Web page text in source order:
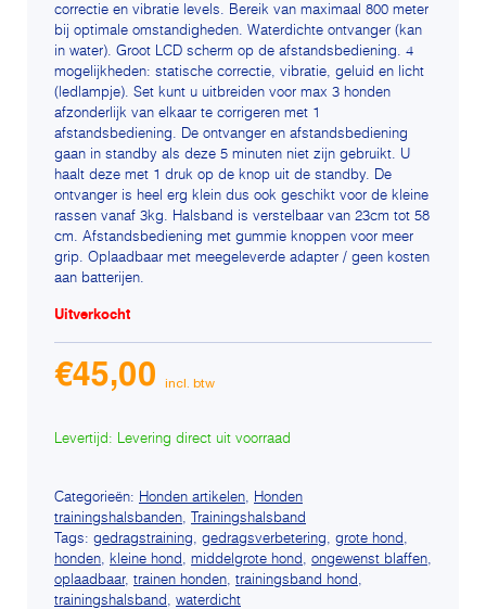
correctie en vibratie levels. Bereik van maximaal 800 meter
bij optimale omstandigheden. Waterdichte ontvanger (kan
in water). Groot LCD scherm op de afstandsbediening. 4
mogelijkheden: statische correctie, vibratie, geluid en licht
(ledlampje). Set kunt u uitbreiden voor max 3 honden
afzonderlijk van elkaar te corrigeren met 1
afstandsbediening. De ontvanger en afstandsbediening
gaan in standby als deze 5 minuten niet zijn gebruikt. U
haalt deze met 1 druk op de knop uit de standby. De
ontvanger is heel erg klein dus ook geschikt voor de kleine
rassen vanaf 3kg. Halsband is verstelbaar van 23cm tot 58
cm. Afstandsbediening met gummie knoppen voor meer
grip. Oplaadbaar met meegeleverde adapter / geen kosten
aan batterijen.
Uitverkocht
€45,00
Levertijd: Levering direct uit voorraad
Categorieën: Honden artikelen, Honden
trainingshalsbanden,
Trainingshalsband
Tags: gedragstraining, gedragsverbetering, grote hond,
honden, kleine hond, middelgrote hond, ongewenst blaffen,
oplaadbaar, trainen honden, trainingsband hond,
trainingshalsband, waterdicht